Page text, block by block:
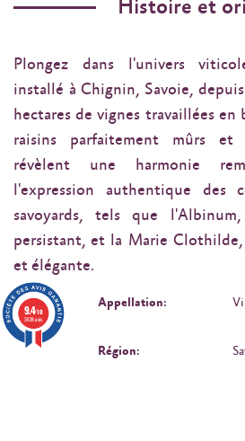
Histoire et
Plongez dans l'univers
installé à Chignin, Savoie,
hectares de vignes travaillées en
raisins parfaitement mûrs et
révèlent une harmonie
l'expression authentique des
savoyards, tels que
persistant, et la Marie
et élégante.
Appellation:
Région:
9.4/10
3638 avis